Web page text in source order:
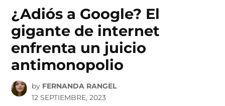
¿Adiós a Google? El
gigante de internet
enfrenta un juicio
antimonopolio
by FERNANDA RANGEL
12 SEPTIEMBRE, 2023